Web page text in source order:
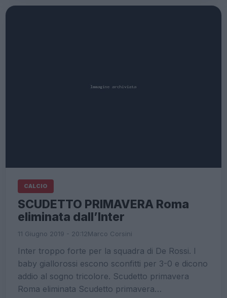
CALCIO
SCUDETTO PRIMAVERA Roma
eliminata dall’Inter
11 Giugno 2019 - 20:12Marco Corsini
Inter troppo forte per la squadra di De Rossi. I
baby giallorossi escono sconfitti per 3-0 e dicono
addio al sogno tricolore. Scudetto primavera
Roma eliminata Scudetto primavera…